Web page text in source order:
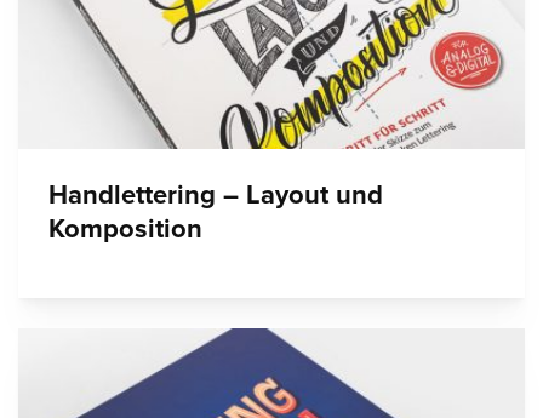
Handlettering – Layout und
Komposition